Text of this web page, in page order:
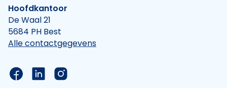
Hoofdkantoor
De Waal 21
5684 PH Best
Alle contactgegevens
Link naar de Facebook pagina van Hypotheek
Link naar de LinkedIn pagina van
Link naar de Instagram pagina van